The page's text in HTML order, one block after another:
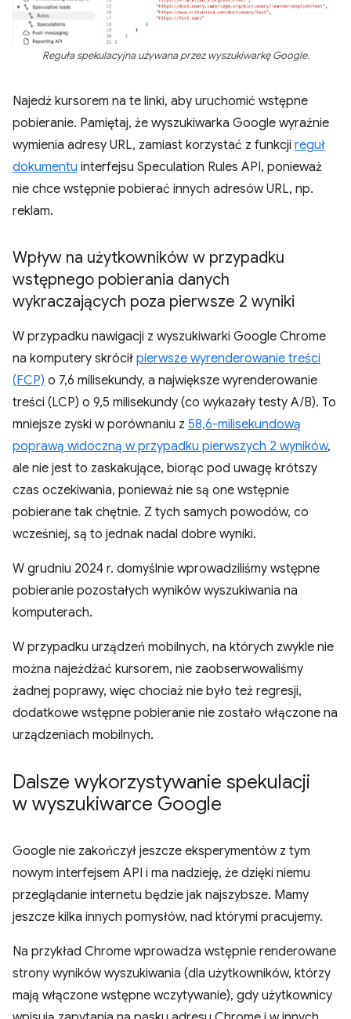
Reguła spekulacyjna używana przez wyszukiwarkę Google.
Najedź kursorem na te linki, aby uruchomić wstępne
pobieranie. Pamiętaj, że wyszukiwarka Google wyraźnie
wymienia adresy URL, zamiast korzystać z funkcji reguł
dokumentu interfejsu Speculation Rules API, ponieważ
nie chce wstępnie pobierać innych adresów URL, np.
reklam.
Wpływ na użytkowników w przypadku
wstępnego pobierania danych
wykraczających poza pierwsze 2 wyniki
W przypadku nawigacji z wyszukiwarki Google Chrome
na komputery skrócił pierwsze wyrenderowanie treści
(FCP) o 7,6 milisekundy, a największe wyrenderowanie
treści (LCP) o 9,5 milisekundy (co wykazały testy A/B). To
mniejsze zyski w porównaniu z 58,6-milisekundową
poprawą widoczną w przypadku pierwszych 2 wyników,
ale nie jest to zaskakujące, biorąc pod uwagę krótszy
czas oczekiwania, ponieważ nie są one wstępnie
pobierane tak chętnie. Z tych samych powodów, co
wcześniej, są to jednak nadal dobre wyniki.
W grudniu 2024 r. domyślnie wprowadziliśmy wstępne
pobieranie pozostałych wyników wyszukiwania na
komputerach.
W przypadku urządzeń mobilnych, na których zwykle nie
można najeżdżać kursorem, nie zaobserwowaliśmy
żadnej poprawy, więc chociaż nie było też regresji,
dodatkowe wstępne pobieranie nie zostało włączone na
urządzeniach mobilnych.
Dalsze wykorzystywanie spekulacji
w wyszukiwarce Google
Google nie zakończył jeszcze eksperymentów z tym
nowym interfejsem API i ma nadzieję, że dzięki niemu
przeglądanie internetu będzie jak najszybsze. Mamy
jeszcze kilka innych pomysłów, nad którymi pracujemy.
Na przykład Chrome wprowadza wstępnie renderowane
strony wyników wyszukiwania (dla użytkowników, którzy
mają włączone wstępne wczytywanie), gdy użytkownicy